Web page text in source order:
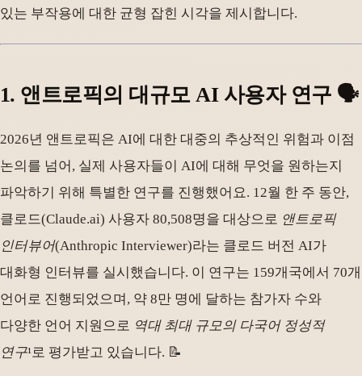
있는 부작용에 대한 균형 잡힌 시각을 제시합니다.
1. 앤트로픽의 대규모 AI 사용자 연구 🗣️
2026년 앤트로픽은 AI에 대한 대중의 추상적인 위험과 이점
논의를 넘어, 실제 사용자들이 AI에 대해 무엇을 원하는지
파악하기 위해 특별한 연구를 진행했어요. 12월 한 주 동안,
클로드(Claude.ai) 사용자 80,508명을 대상으로 앤트로픽
인터뷰어(Anthropic Interviewer)라는 클로드 버전 AI가
대화형 인터뷰를 실시했습니다. 이 연구는 159개국에서 70개
언어로 진행되었으며, 약 8만 명에 달하는 참가자 수와
다양한 언어 지원으로 역대 최대 규모의 다국어 정성적
연구¹로 평가받고 있습니다. 📝